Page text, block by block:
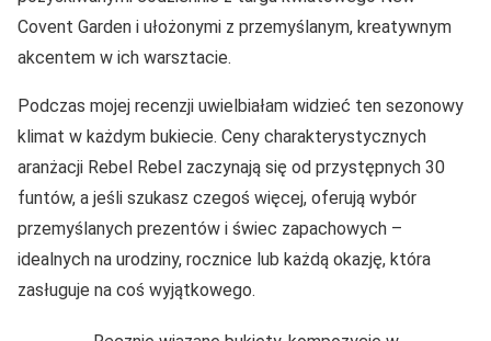
Covent Garden i ułożonymi z przemyślanym, kreatywnym
akcentem w ich warsztacie.
Podczas mojej recenzji uwielbiałam widzieć ten sezonowy
klimat w każdym bukiecie. Ceny charakterystycznych
aranżacji Rebel Rebel zaczynają się od przystępnych 30
funtów, a jeśli szukasz czegoś więcej, oferują wybór
przemyślanych prezentów i świec zapachowych –
idealnych na urodziny, rocznice lub każdą okazję, która
zasługuje na coś wyjątkowego.